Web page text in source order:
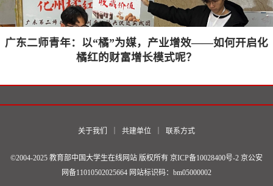
广东二师青年：以“橘”为媒，产业增效——如何开启化
橘红的财富增长模式呢？
关于我们 共建单位 联系方式
©2004-2025 教育部中国大学生在线网站 版权所有 京ICP备10028400号-2 京公安
网备11010502025664 网站标识码：bm05000002